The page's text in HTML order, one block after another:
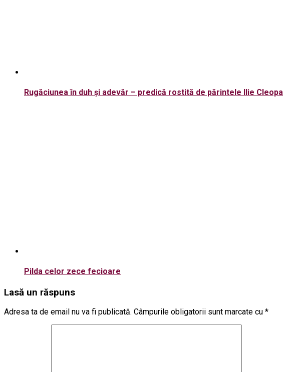
Rugăciunea în duh și adevăr – predică rostită de părintele Ilie Cleopa
Pilda celor zece fecioare
Lasă un răspuns
Adresa ta de email nu va fi publicată. Câmpurile obligatorii sunt marcate cu *